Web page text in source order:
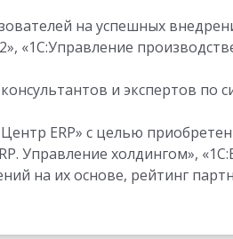
на успешных
«1С:Управление
и экспертов по
ERP» с целью
Управление холдингом»,
на их основе, рейтинг